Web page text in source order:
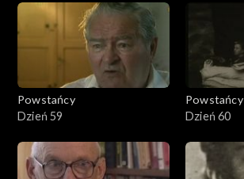
Powstańcy
Dzień 59
Powstańcy
Dzień 60